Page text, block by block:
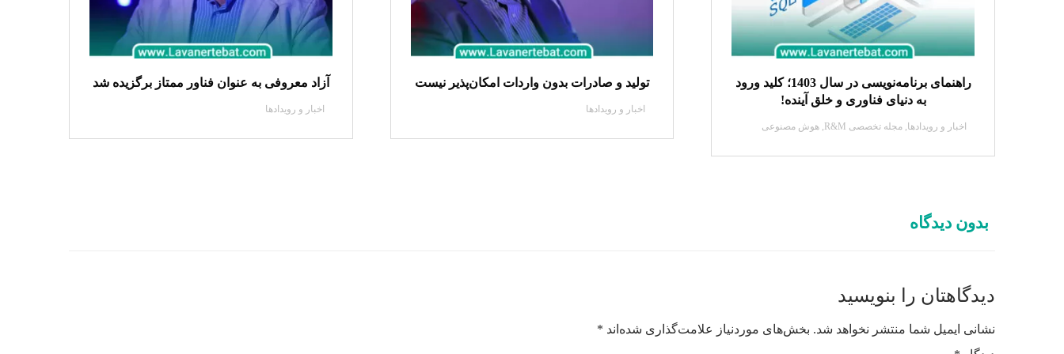
راهنمای برنامه‌نویسی در سال 1403؛ کلید ورود
به دنیای فناوری و خلق آینده!
اخبار و رویدادها مجله تخصصی R&M هوش مصنوعی
تولید و صادرات بدون واردات امکان‌پذیر نیست
اخبار و رویدادها
آزاد معروفی به عنوان فناور ممتاز برگزیده شد
اخبار و رویدادها
بدون دیدگاه
دیدگاهتان را بنویسید
نشانی ایمیل شما منتشر نخواهد شد. بخش‌های موردنیاز علامت‌گذاری شده‌اند *